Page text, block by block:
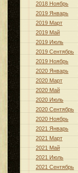
2018 Ноябрь
2019 Январь
2019 Март
2019 Май
2019 Июль
2019 Сентябрь
2019 Ноябрь
2020 Январь
2020 Март
2020 Май
2020 Июль
2020 Сентябрь
2020 Ноябрь
2021 Январь
2021 Март
2021 Май
2021 Июль
2021 Сентябрь